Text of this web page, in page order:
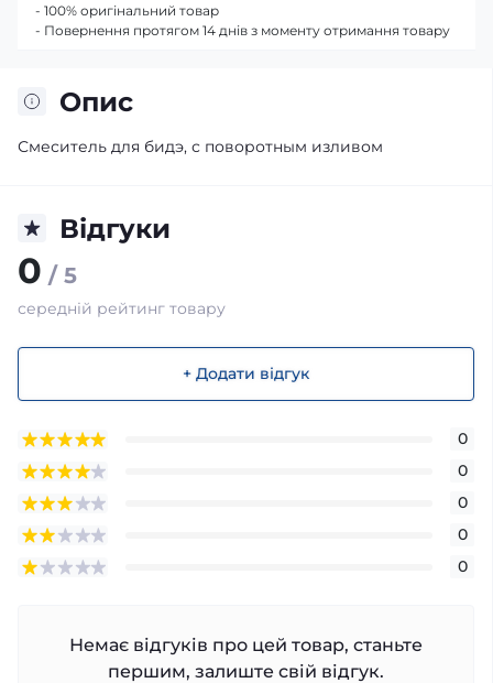
Опис
Смеситель для бидэ, с поворотным изливом
Відгуки
0 / 5
середній рейтинг товару
+ Додати відгук
0
0
0
0
0
Немає відгуків про цей товар, станьте
першим, залиште свій відгук.
- 100% оригінальний товар
- Повернення протягом 14 днів з моменту отримання товару